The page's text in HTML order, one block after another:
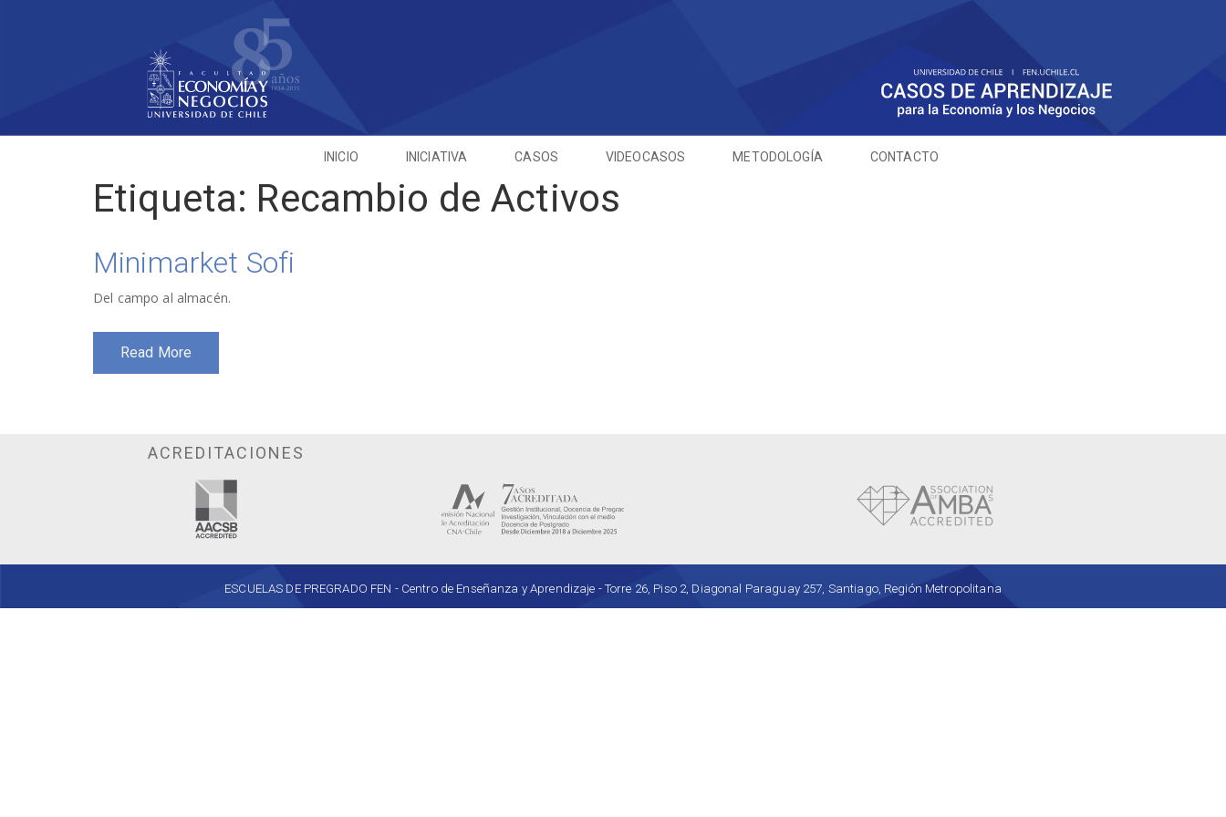
INICIO INICIATIVA CASOS VIDEOCASOS METODOLOGÍA CONTACTO
Etiqueta: Recambio de Activos
Minimarket Sofi
Del campo al almacén.
Read More
ACREDITACIONES
ESCUELAS DE PREGRADO FEN - Centro de Enseñanza y Aprendizaje - Torre 26, Piso 2, Diagonal Paraguay 257, Santiago, Región Metropolitana